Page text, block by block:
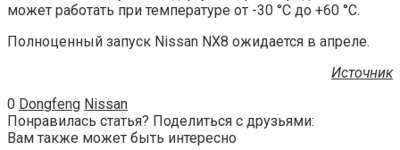
может работать при температуре от -30 °C до +60 °C.
Полноценный запуск Nissan NX8 ожидается в апреле.
Источник
0 Dongfeng Nissan
Понравилась статья? Поделиться с друзьями:
Вам также может быть интересно